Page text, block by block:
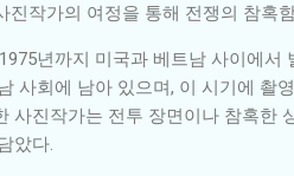
진작가의 여정을 통해 전쟁의 참혹
년까지 미국과 베트남 사이에
사회에 남아 있으며, 이 시기에 촬
사진작가는 전투 장면이나 참혹한
았다.